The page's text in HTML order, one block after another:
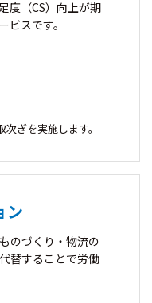
度（CS）向上が期
スです。
ぎを実施します。
ン
のづくり・物流の
替することで労働